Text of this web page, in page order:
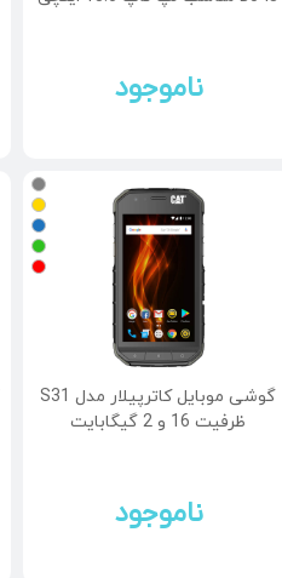
ناموجود
گوشی موبایل کاترپیلار مدل S31
ظرفیت 16 و 2 گیگابایت
ناموجود